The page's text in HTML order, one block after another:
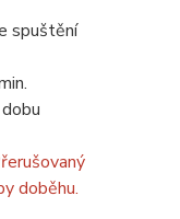
spuštění
doběhu.